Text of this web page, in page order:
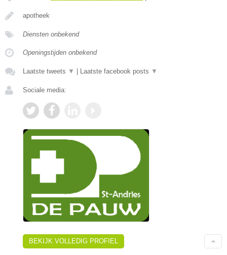
apotheek
Diensten onbekend
Openingstijden onbekend
Laatste tweets ▼ Laatste facebook posts ▼
Sociale media:
BEKIJK VOLLEDIG PROFIEL